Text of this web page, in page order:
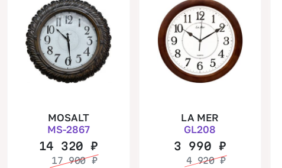
MOSALT
MS-2867
14 320₽
17 900₽
LA MER
GL208
3 990 ₽
4 920₽